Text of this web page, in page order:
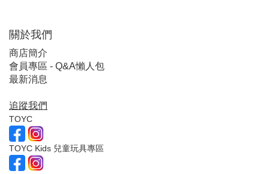
關於我們
商店簡介
會員專區 - Q&A懶人包
最新消息
追蹤我們
TOYC
TOYC Kids 兒童玩具專區